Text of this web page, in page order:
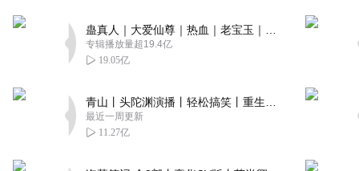
专辑播放量超19.4亿
19.05亿
最近一周更新
11.27亿